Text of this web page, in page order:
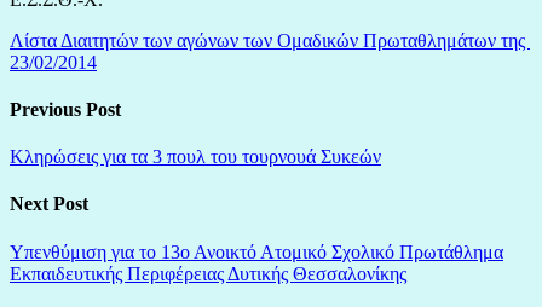
Λίστα Διαιτητών των αγώνων των Ομαδικών Πρωταθλημάτων της
23/02/2014
Previous Post
Κληρώσεις για τα 3 πουλ του τουρνουά Συκεών
Next Post
Υπενθύμιση για το 13ο Ανοικτό Ατομικό Σχολικό Πρωτάθλημα
Εκπαιδευτικής Περιφέρειας Δυτικής Θεσσαλονίκης